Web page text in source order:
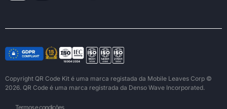
Copyright QR Code Kit é uma marca registada da Mobile Leaves Corp ©
2026. QR Code é uma marca registrada da Denso Wave Incorporated.
Termos e condições